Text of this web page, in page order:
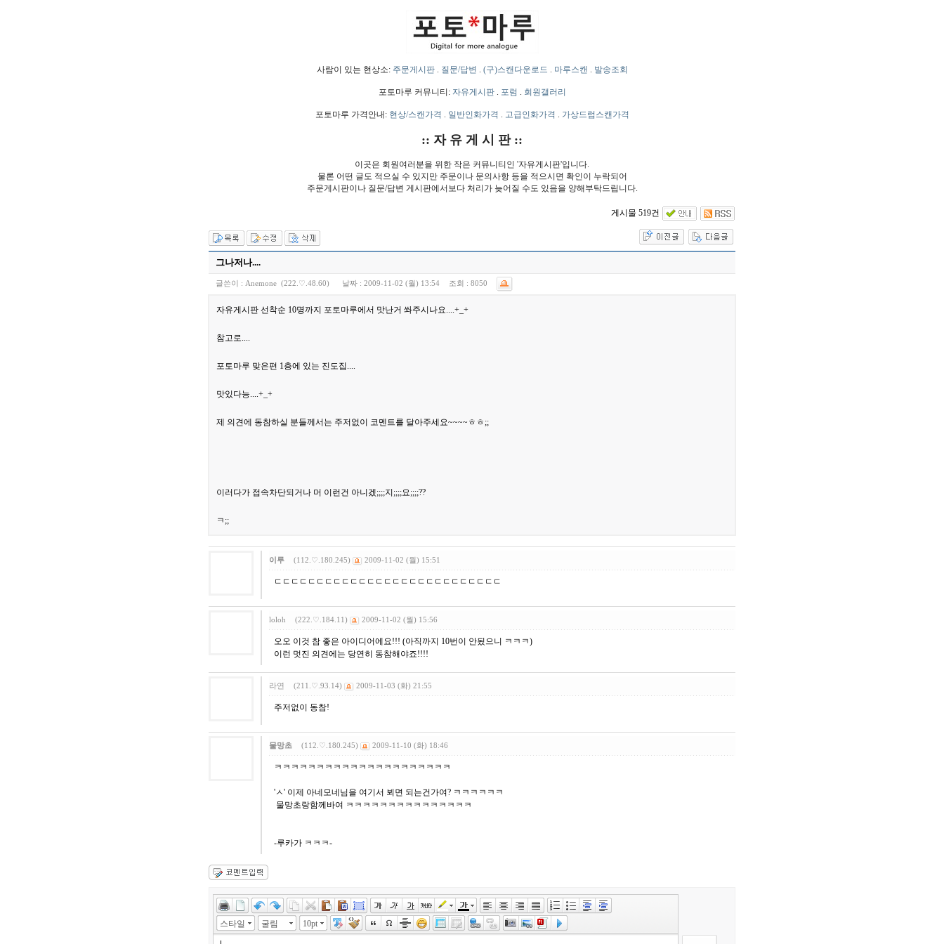
사람이 있는 현상소: 주문게시판. 질문/답변 . (구)스캔다운로드 . 마루스캔 . 발송조회
포토마루 커뮤니티: 자유게시판. 포럼 . 회원갤러리
포토마루 가격안내: 현상/스캔가격 . 일반인화가격 . 고급인화가격 . 가상드럼스캔가격
:: 자 유 게 시 판 ::
이곳은 회원여러분을 위한 작은 커뮤니티인 '자유게시판'입니다.
물론 어떤 글도 적으실 수 있지만 주문이나 문의사항 등을 적으시면 확인이 누락되어
주문게시판이나 질문/답변 게시판에서보다 처리가 늦어질 수도 있음을 양해부탁드립니다.
게시물 519건
그나저나....
글쓴이 : Anemone (222.♡.48.60) 날짜 : 2009-11-02 (월) 13:54 조회 : 8050
자유게시판 선착순 10명까지 포토마루에서 맛난거 쏴주시나요....+_+
참고로....
포토마루 맞은편 1층에 있는 진도집....
맛있다능....+_+
제 의견에 동참하실 분들께서는 주저없이 코멘트를 달아주세요~~~~ㅎㅎ;;
이러다가 접속차단되거나 머 이런건 아니겠;;;;지;;;;요;;;;??
ㅋ;;
이루 (112.♡.180.245) 2009-11-02 (월) 15:51
ㄷㄷㄷㄷㄷㄷㄷㄷㄷㄷㄷㄷㄷㄷㄷㄷㄷㄷㄷㄷㄷㄷㄷㄷㄷㄷㄷ
loloh (222.♡.184.11) 2009-11-02 (월) 15:56
오오 이것 참 좋은 아이디어에요!!! (아직까지 10번이 안됬으니 ㅋㅋㅋ)
이런 멋진 의견에는 당연히 동참해야죠!!!!
라연 (211.♡.93.14) 2009-11-03 (화) 21:55
주저없이 동참!
물망초 (112.♡.180.245) 2009-11-10 (화) 18:46
ㅋㅋㅋㅋㅋㅋㅋㅋㅋㅋㅋㅋㅋㅋㅋㅋㅋㅋㅋㅋㅋ
'ㅅ' 이제 아네모네님을 여기서 뵈면 되는건가여? ㅋㅋㅋㅋㅋㅋ
물망초랑함께바여 ㅋㅋㅋㅋㅋㅋㅋㅋㅋㅋㅋㅋㅋㅋㅋ
-루카가 ㅋㅋㅋ-
스타일 굴림 10pt